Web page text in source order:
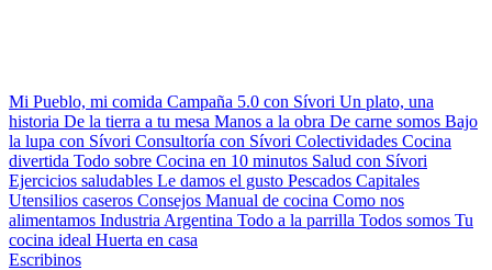
Mi Pueblo, mi comida Campaña 5.0 con Sívori Un plato, una
historia De la tierra a tu mesa Manos a la obra De carne somos Bajo
la lupa con Sívori Consultoría con Sívori Colectividades Cocina
divertida Todo sobre Cocina en 10 minutos Salud con Sívori
Ejercicios saludables Le damos el gusto Pescados Capitales
Utensilios caseros Consejos Manual de cocina Como nos
alimentamos Industria Argentina Todo a la parrilla Todos somos Tu
cocina ideal Huerta en casa
Escribinos